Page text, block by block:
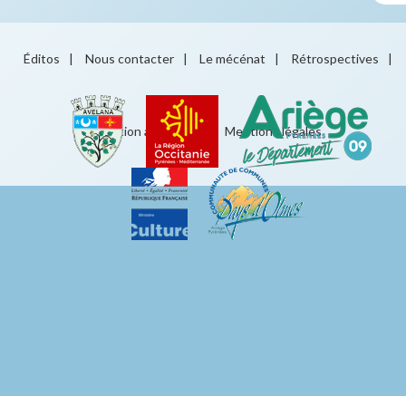
Éditos | Nous contacter | Le mécénat | Rétrospectives |
Éducation artistique Mentions légales